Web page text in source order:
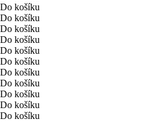
Do košíku
Do košíku
Do košíku
Do košíku
Do košíku
Do košíku
Do košíku
Do košíku
Do košíku
Do košíku
Do košíku